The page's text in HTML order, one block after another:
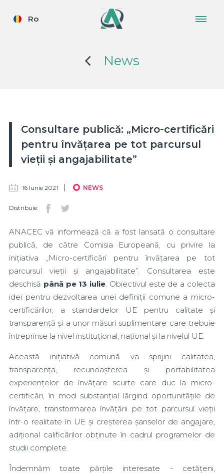
Ro
News
Consultare publică: „Micro-certificări
pentru învățarea pe tot parcursul
vieții și angajabilitate”
16 Iunie 2021 NEWS
Distribuie:
ANACEC vă informează că a fost lansată o consultare
publică, de către Comisia Europeană, cu privire la
inițiativa „Micro-certificări pentru învățarea pe tot
parcursul vieții și angajabilitate”. Consultarea este
deschisă până pe 13 iulie. Obiectivul este de a colecta
idei pentru dezvoltarea unei definiții comune a micro-
certificărilor, a standardelor UE pentru calitate și
transparență și a unor măsuri suplimentare care trebuie
întreprinse la nivel instituțional, național și la nivelul UE.
Această inițiativă comună va sprijini calitatea,
transparența, recunoașterea și portabilitatea
experiențelor de învățare scurte care duc la micro-
certificări, în mod substanțial lărgind oportunitățile de
învățare, transformarea învățării pe tot parcursul vieții
într-o realitate în UE și creșterea șanselor de angajare,
adițional calificărilor obținute în cadrul programelor de
studii complete.
Îndemnăm toate părțile interesate - cetățeni,